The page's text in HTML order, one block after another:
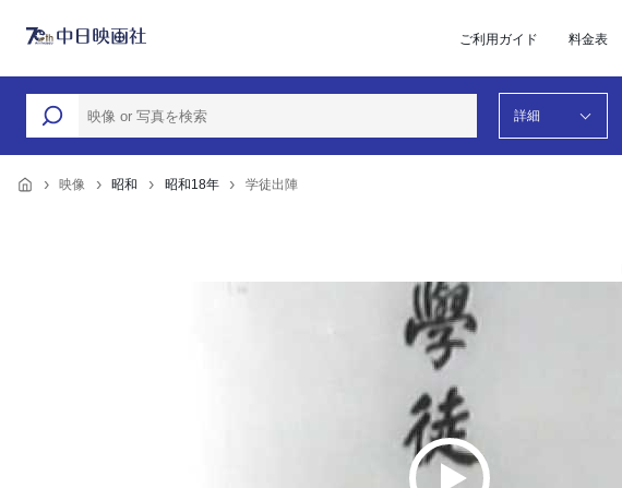
ご利用ガイド 料金表
詳細
映像 昭和 昭和18年 学徒出陣